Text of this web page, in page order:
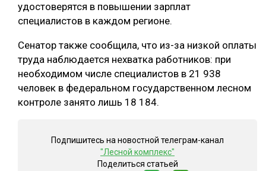
удостоверятся в повышении зарплат
специалистов в каждом регионе.
Сенатор также сообщила, что из-за низкой оплаты
труда наблюдается нехватка работников: при
необходимом числе специалистов в 21 938
человек в федеральном государственном лесном
контроле занято лишь 18 184.
Подпишитесь на новостной телеграм-канал
"Лесной комплекс"
Поделиться статьей